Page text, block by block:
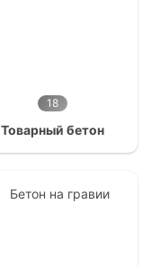
18
Товарный бетон